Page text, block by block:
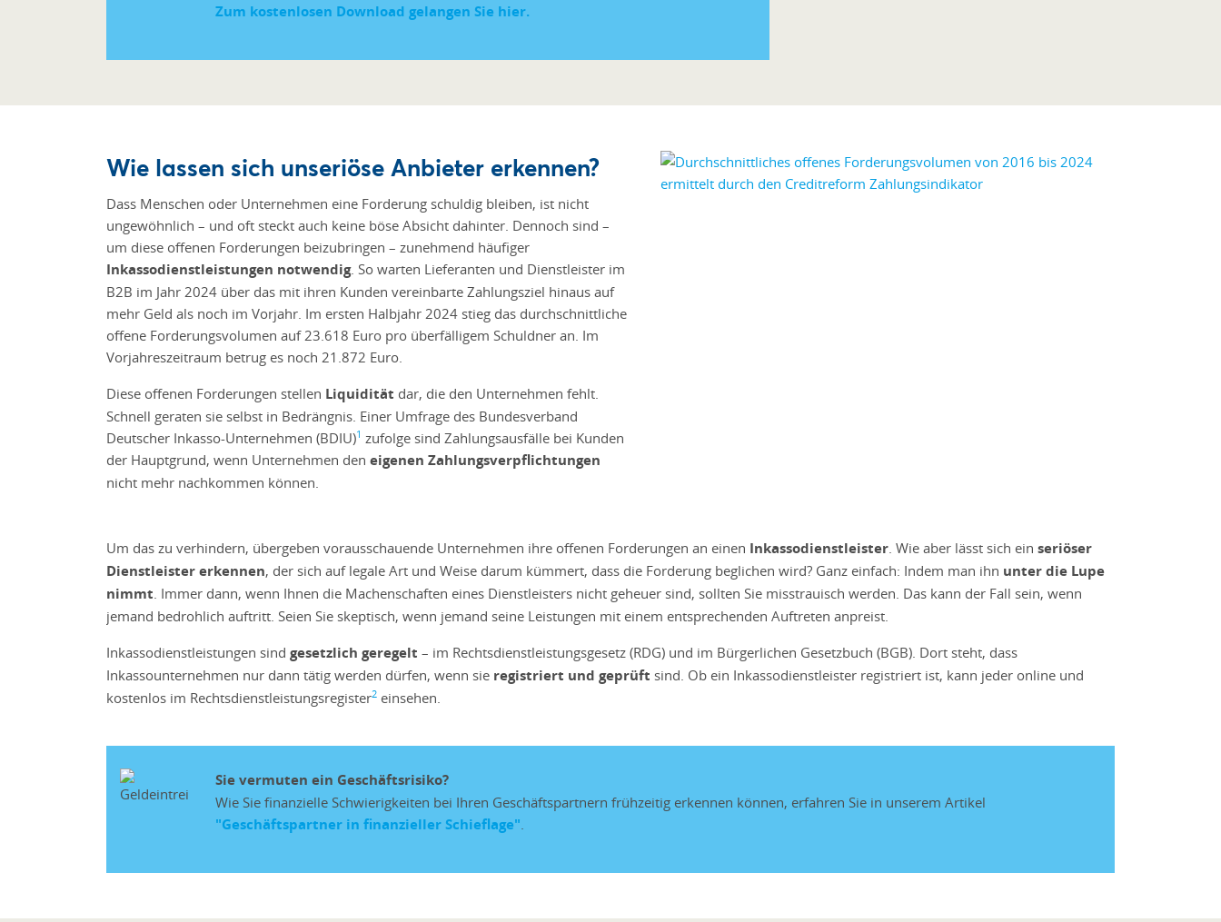
Zum kostenlosen Download gelangen Sie hier.
Wie lassen sich unseriöse Anbieter erkennen?
Dass Menschen oder Unternehmen eine Forderung schuldig bleiben, ist nicht
ungewöhnlich – und oft steckt auch keine böse Absicht dahinter. Dennoch sind –
um diese offenen Forderungen beizubringen – zunehmend häufiger
Inkassodienstleistungen notwendig. So warten Lieferanten und Dienstleister im
B2B im Jahr 2024 über das mit ihren Kunden vereinbarte Zahlungsziel hinaus auf
mehr Geld als noch im Vorjahr. Im ersten Halbjahr 2024 stieg das durchschnittliche
offene Forderungsvolumen auf 23.618 Euro pro überfälligem Schuldner an. Im
Vorjahreszeitraum betrug es noch 21.872 Euro.
Diese offenen Forderungen stellen Liquidität dar, die den Unternehmen fehlt.
Schnell geraten sie selbst in Bedrängnis. Einer Umfrage des Bundesverband
Deutscher Inkasso-Unternehmen (BDIU)1 zufolge sind Zahlungsausfälle bei Kunden
der Hauptgrund, wenn Unternehmen den eigenen Zahlungsverpflichtungen
nicht mehr nachkommen können.
Um das zu verhindern, übergeben vorausschauende Unternehmen ihre offenen Forderungen an einen Inkassodienstleister . Wie aber lässt sich ein seriöser
Dienstleister erkennen, der sich auf legale Art und Weise darum kümmert, dass die Forderung beglichen wird? Ganz einfach: Indem man ihn unter die Lupe
nimmt . Immer dann, wenn Ihnen die Machenschaften eines Dienstleisters nicht geheuer sind, sollten Sie misstrauisch werden. Das kann der Fall sein, wenn
jemand bedrohlich auftritt. Seien Sie skeptisch, wenn jemand seine Leistungen mit einem entsprechenden Auftreten anpreist.
Inkassodienstleistungen sind gesetzlich geregelt – im Rechtsdienstleistungsgesetz (RDG) und im Bürgerlichen Gesetzbuch (BGB). Dort steht, dass
Inkassounternehmen nur dann tätig werden dürfen, wenn sie registriert und geprüft sind. Ob ein Inkassodienstleister registriert ist, kann jeder online und
kostenlos im Rechtsdienstleistungsregister2 einsehen.
Sie vermuten ein Geschäftsrisiko?
Wie Sie finanzielle Schwierigkeiten bei Ihren Geschäftspartnern frühzeitig erkennen können, erfahren Sie in unserem Artikel
"Geschäftspartner in finanzieller Schieflage"